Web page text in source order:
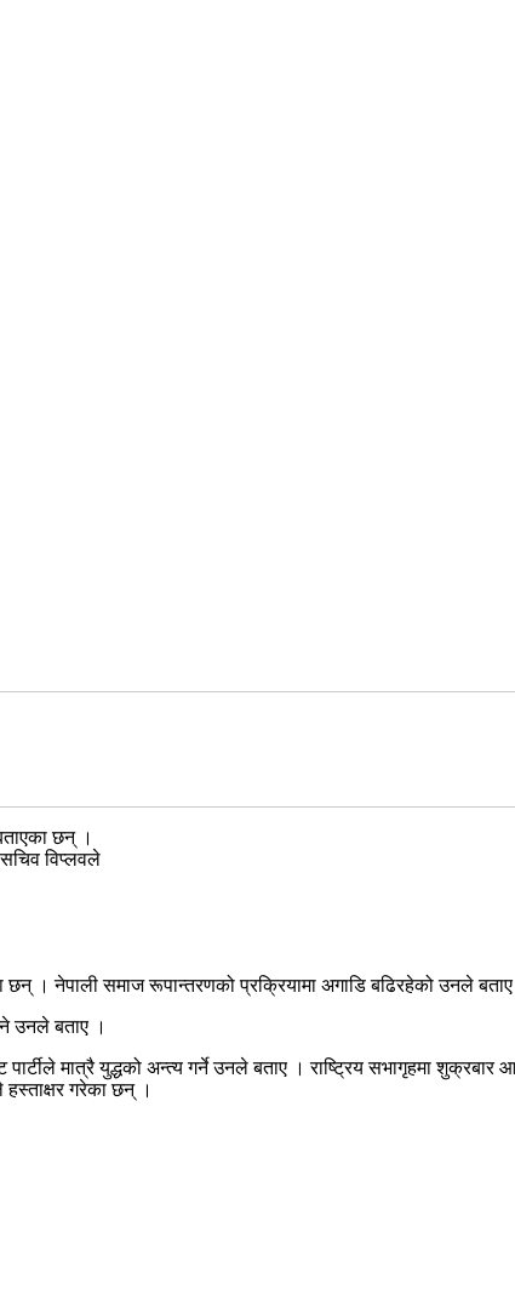
छन् ।
विप्लवले
। नेपाली समाज रूपान्तरणको प्रक्रियामा अगाडि बढिरहेको उनले
उनले बताए ।
मात्रै युद्धको अन्त्य गर्ने उनले बताए । राष्ट्रिय सभागृहमा शुक्रबार
हस्ताक्षर गरेका छन् ।